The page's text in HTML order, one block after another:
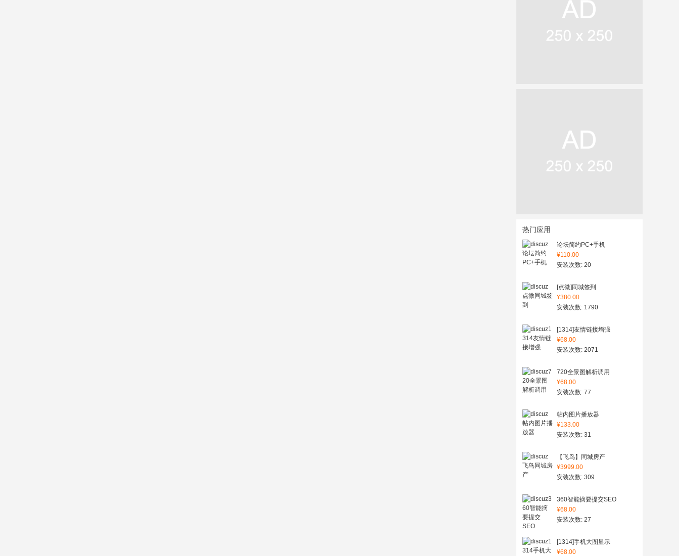
热门应用
论坛简约PC+手机
¥110.00
安装次数: 20
[点微]同城签到
¥380.00
安装次数: 1790
[1314]友情链接增强
¥68.00
安装次数: 2071
720全景图解析调用
¥68.00
安装次数: 77
帖内图片播放器
¥133.00
安装次数: 31
【飞鸟】同城房产
¥3999.00
安装次数: 309
360智能摘要提交SEO
¥68.00
安装次数: 27
[1314]手机大图显示
¥68.00